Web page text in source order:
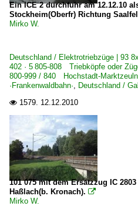
Ein ICE 2 durchfuhr am 12.12.10
Stockheim(Oberfr) Richtung
Mirko W.
Deutschland / Elektrotriebzüge | 93
402 · 5 805-808 Triebköpfe oder
800-999 / 840 Hochstadt-
·Frankenwaldbahn·, Deutschland /
 1579. 12.12.2010
101 075 mit dem Ersatzzug IC
Haßlach(b. Kronach). 
Mirko W.